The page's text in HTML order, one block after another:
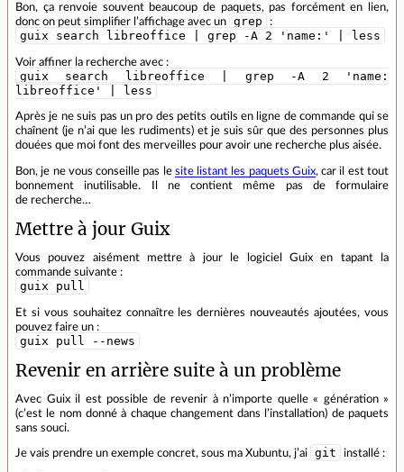
Bon, ça renvoie souvent beaucoup de paquets, pas forcément en lien,
donc on peut simplifier l’affichage avec un
grep :
guix search libreoffice | grep -A 2 'name:' | less
Voir affiner la recherche avec :
guix search libreoffice | grep -A 2 'name:
libreoffice' | less
Après je ne suis pas un pro des petits outils en ligne de commande qui se
chaînent (je n’ai que les rudiments) et je suis sûr que des personnes plus
douées que moi font des merveilles pour avoir une recherche plus aisée.
Bon, je ne vous conseille pas le site listant les paquets Guix, car il est tout
bonnement inutilisable. Il ne contient même pas de formulaire
de recherche…
Mettre à jour Guix
Vous pouvez aisément mettre à jour le logiciel Guix en tapant la
commande suivante :
guix pull
Et si vous souhaitez connaître les dernières nouveautés ajoutées, vous
pouvez faire un :
guix pull --news
Revenir en arrière suite à un problème
Avec Guix il est possible de revenir à n’importe quelle « génération »
(c’est le nom donné à chaque changement dans l’installation) de paquets
sans souci.
Je vais prendre un exemple concret, sous ma Xubuntu, j’ai git installé :